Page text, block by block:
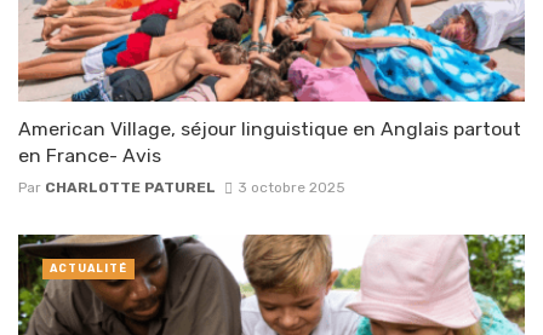
American Village, séjour linguistique en Anglais partout
en France- Avis
Par CHARLOTTE PATUREL 3 octobre 2025
ACTUALITÉ